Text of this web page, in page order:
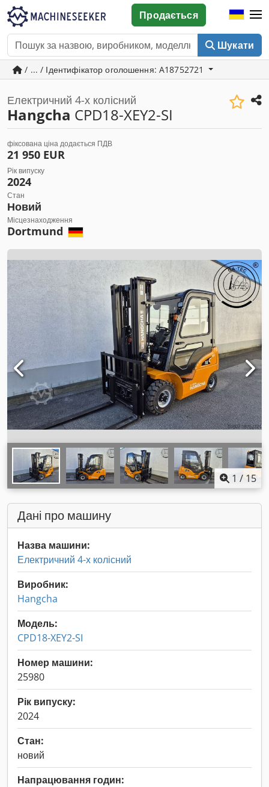
Шукати
Продається
/ ... / Ідентифікатор оголошення: A18752721
Електричний 4-х колісний
Hangcha CPD18-XEY2-SI
фіксована ціна додається ПДВ
21 950 EUR
Рік випуску
2024
Стан
Новий
Місцезнаходження
Dortmund
1 / 15
Дані про машину
Назва машини:
Електричний 4-х колісний
Виробник:
Hangcha
Модель:
CPD18-XEY2-SI
Номер машини:
25980
Рік випуску:
2024
Стан:
новий
Напрацювання годин: